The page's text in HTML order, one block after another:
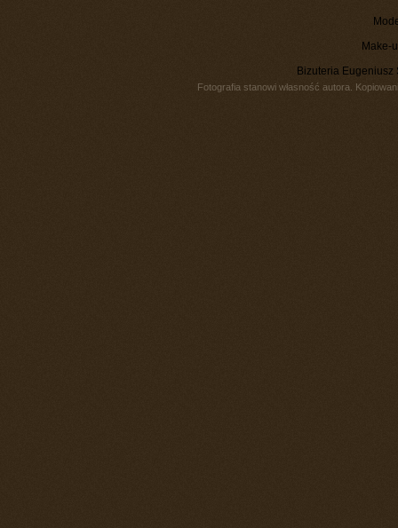
Make-
Bizuteria
Fotografia stanowi własność autora.